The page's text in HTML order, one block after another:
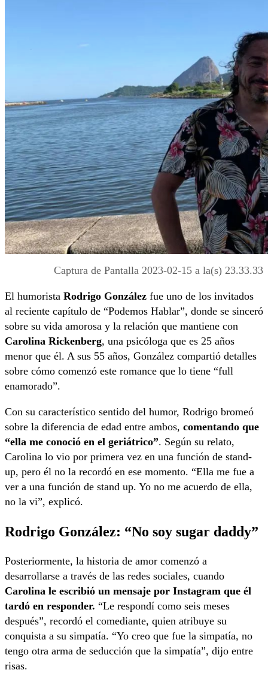
Captura de Pantalla 2023-02-15 a la(s) 23.33.33
El humorista Rodrigo González fue uno de los invitados
al reciente capítulo de “Podemos Hablar”, donde se sinceró
sobre su vida amorosa y la relación que mantiene con
Carolina Rickenberg, una psicóloga que es 25 años
menor que él. A sus 55 años, González compartió detalles
sobre cómo comenzó este romance que lo tiene “full
enamorado”.
Con su característico sentido del humor, Rodrigo bromeó
sobre la diferencia de edad entre ambos, comentando que
“ella me conoció en el geriátrico”. Según su relato,
Carolina lo vio por primera vez en una función de stand-
up, pero él no la recordó en ese momento. “Ella me fue a
ver a una función de stand up. Yo no me acuerdo de ella,
no la vi”, explicó.
Rodrigo González: “No soy sugar daddy”
Posteriormente, la historia de amor comenzó a
desarrollarse a través de las redes sociales, cuando
Carolina le escribió un mensaje por Instagram que él
tardó en responder. “Le respondí como seis meses
después”, recordó el comediante, quien atribuye su
conquista a su simpatía. “Yo creo que fue la simpatía, no
tengo otra arma de seducción que la simpatía”, dijo entre
risas.